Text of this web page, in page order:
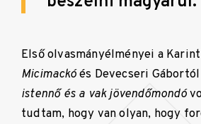
Első olvasmányélményei a
Micimackóés Devecseri Gábortól
istennő és a vak jövendőmondó
tudtam, hogy van olyan, hogy